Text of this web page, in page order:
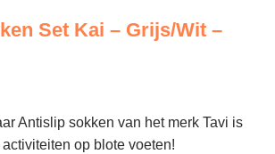
Set Kai – Grijs/Wit –
Antislip sokken van het merk Tavi is
op blote voeten!